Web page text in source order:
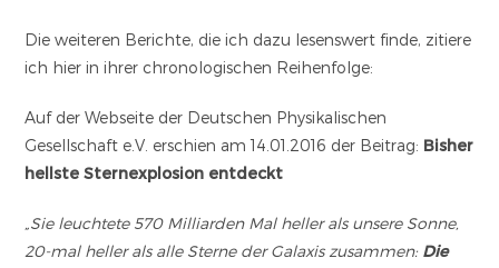
Die weiteren Berichte, die ich dazu lesenswert finde, zitiere
ich hier in ihrer chronologischen Reihenfolge:
Auf der Webseite der Deutschen Physikalischen
Gesellschaft e.V. erschien am 14.01.2016 der Beitrag: Bisher
hellste Sternexplosion entdeckt
„Sie leuchtete 570 Milliarden Mal heller als unsere Sonne,
20-mal heller als alle Sterne der Galaxis zusammen: Die